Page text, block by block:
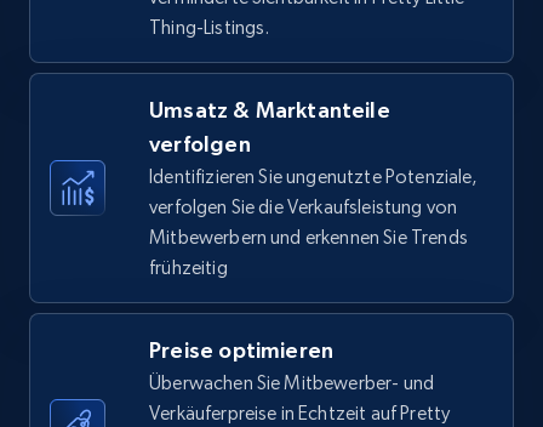
upc numbers
Title, Seller name, Brand, Description, Initial
price, Currency, Availability, Reviews count, and
35.3K+ Jetzt anfangen
Amazon Reviews
URL, Product name, Product rating, Product
rating object, Product rating max, Rating,
Author name, Asin, and more.
Thing-Listings.
Umsatz & Marktanteile
verfolgen
Identifizieren Sie ungenutzte Potenziale,
verfolgen Sie die Verkaufsleistung von
Mitbewerbern und erkennen Sie Trends
frühzeitig
Preise optimieren
Überwachen Sie Mitbewerber- und
Verkäuferpreise in Echtzeit auf Pretty